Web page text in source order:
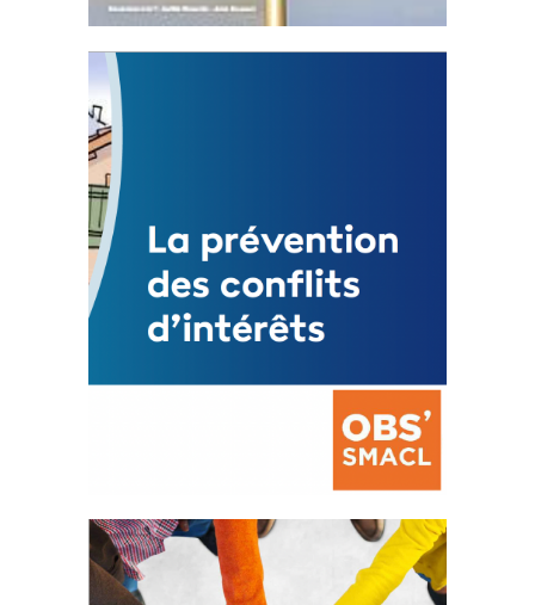
Statut de l’élu local
3 avril 2024
Mise à jour avril 2024
FEUILLETER
La prévention des conflits
d’intérêts
18 septembre 2023